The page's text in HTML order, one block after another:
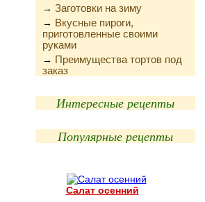
→ Заготовки на зиму
→ Вкусные пироги,
приготовленные своими
руками
→ Преимущества тортов под
заказ
Интересные рецепты
Популярные рецепты
Салат осенний